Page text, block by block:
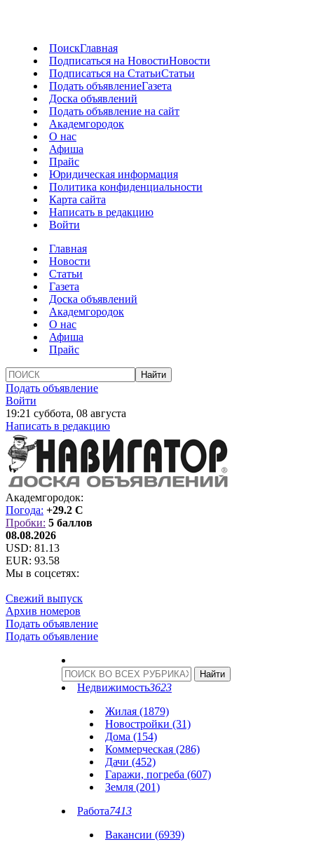
ПоискГлавная
Подписаться на НовостиНовости
Подписаться на СтатьиСтатьи
Подать объявлениеГазета
Доска объявлений
Подать объявление на сайт
Академгородок
О нас
Афиша
Прайс
Юридическая информация
Политика конфиденциальности
Карта сайта
Написать в редакцию
Войти
Главная
Новости
Статьи
Газета
Доска объявлений
Академгородок
О нас
Афиша
Прайс
Подать объявление
Войти
19:21 суббота, 08 августа
Написать в редакцию
Академгородок:
Погода: +29.2 C
Пробки: 5 баллов
08.08.2026
USD: 81.13
EUR: 93.58
Мы в соцсетях:
Свежий выпуск
Архив номеров
Подать объявление
Подать объявление
Недвижимость3623
Жилая (1879)
Новостройки (31)
Дома (154)
Коммерческая (286)
Дачи (452)
Гаражи, погреба (607)
Земля (201)
Работа7413
Вакансии (6939)